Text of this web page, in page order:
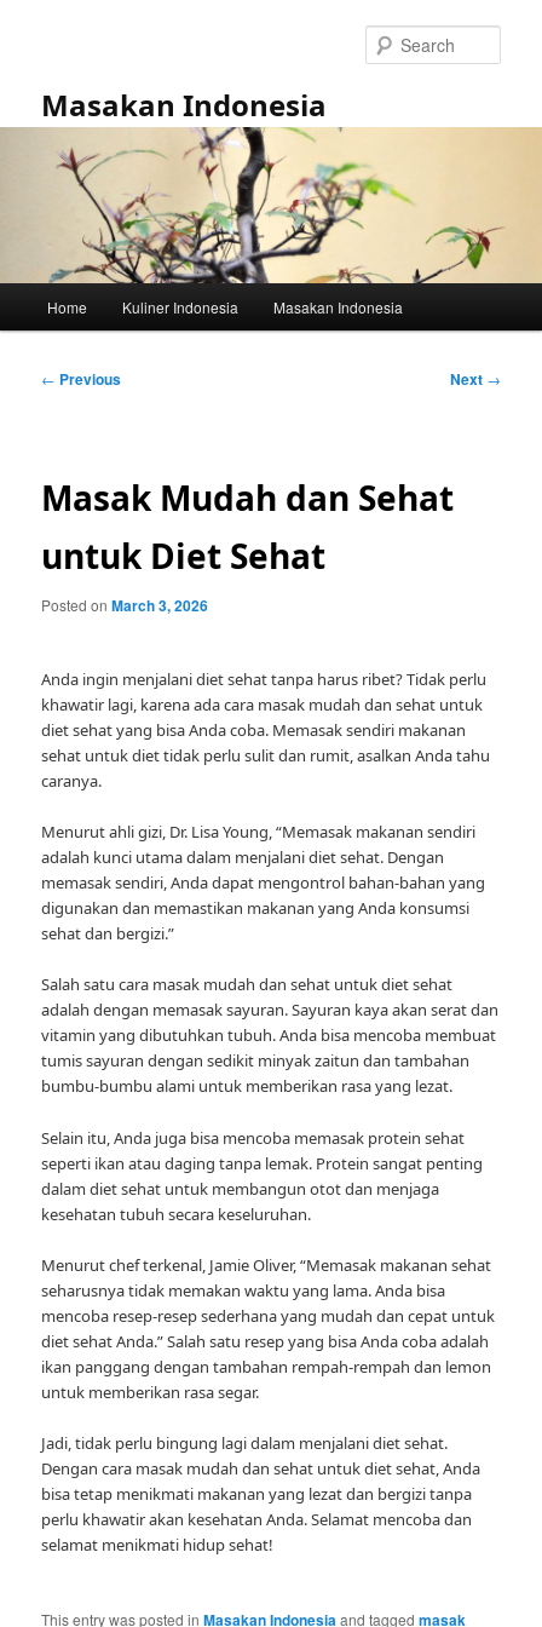
Masakan Indonesia
Home Kuliner Indonesia Masakan Indonesia
Post
← Previous Next →
Masak Mudah dan Sehat
untuk Diet Sehat
Posted onMarch 3, 2026
Anda ingin menjalani diet sehat tanpa harus ribet? Tidak perlu
khawatir lagi, karena ada cara masak mudah dan sehat untuk
diet sehat yang bisa Anda coba. Memasak sendiri makanan
sehat untuk diet tidak perlu sulit dan rumit, asalkan Anda tahu
caranya.
Menurut ahli gizi, Dr. Lisa Young, “Memasak makanan sendiri
adalah kunci utama dalam menjalani diet sehat. Dengan
memasak sendiri, Anda dapat mengontrol bahan-bahan yang
digunakan dan memastikan makanan yang Anda konsumsi
sehat dan bergizi.”
Salah satu cara masak mudah dan sehat untuk diet sehat
adalah dengan memasak sayuran. Sayuran kaya akan serat dan
vitamin yang dibutuhkan tubuh. Anda bisa mencoba membuat
tumis sayuran dengan sedikit minyak zaitun dan tambahan
bumbu-bumbu alami untuk memberikan rasa yang lezat.
Selain itu, Anda juga bisa mencoba memasak protein sehat
seperti ikan atau daging tanpa lemak. Protein sangat penting
dalam diet sehat untuk membangun otot dan menjaga
kesehatan tubuh secara keseluruhan.
Menurut chef terkenal, Jamie Oliver, “Memasak makanan sehat
seharusnya tidak memakan waktu yang lama. Anda bisa
mencoba resep-resep sederhana yang mudah dan cepat untuk
diet sehat Anda.” Salah satu resep yang bisa Anda coba adalah
ikan panggang dengan tambahan rempah-rempah dan lemon
untuk memberikan rasa segar.
Jadi, tidak perlu bingung lagi dalam menjalani diet sehat.
Dengan cara masak mudah dan sehat untuk diet sehat, Anda
bisa tetap menikmati makanan yang lezat dan bergizi tanpa
perlu khawatir akan kesehatan Anda. Selamat mencoba dan
selamat menikmati hidup sehat!
This entry was posted inMasakan Indonesiaand taggedmasak